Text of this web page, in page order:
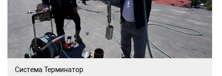
Система Терминатор